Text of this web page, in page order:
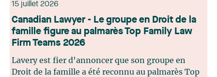
15 juillet 2026
Canadian Lawyer - Le groupe en Droit de la
famille figure au palmarès Top Family Law
Firm Teams 2026
Lavery est fier d'annoncer que son groupe en
Droit de la famille a été reconnu au palmarès Top